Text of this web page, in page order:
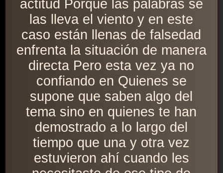
actitud Porque las palabras se
las lleva el viento y en este
caso están llenas de falsedad
enfrenta la situación de manera
directa Pero esta vez ya no
confiando en Quienes se
supone que saben algo del
tema sino en quienes te han
demostrado a lo largo del
tiempo que una y otra vez
estuvieron ahí cuando les